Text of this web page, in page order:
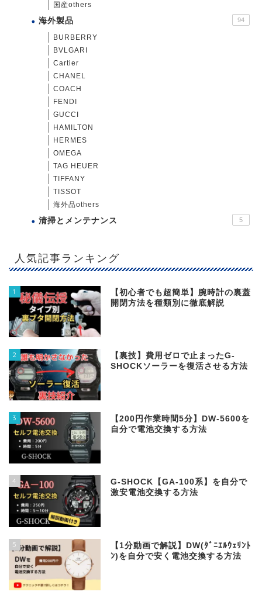
国産others
海外製品 94
BURBERRY
BVLGARI
Cartier
CHANEL
COACH
FENDI
GUCCI
HAMILTON
HERMES
OMEGA
TAG HEUER
TIFFANY
TISSOT
海外品others
清掃とメンテナンス 5
人気記事ランキング
1
【初心者でも超簡単】腕時計の裏蓋
開閉方法を種類別に徹底解説
2
【裏技】費用ゼロで止まったG-
SHOCKソーラーを復活させる方法
3
【200円作業時間5分】DW‐5600を
自分で電池交換する方法
4
G-SHOCK【GA-100系】を自分で
激安電池交換する方法
5
【1分動画で解説】DW(ﾀﾞﾆｴﾙｳｪﾘﾝﾄ
ﾝ)を自分で安く電池交換する方法